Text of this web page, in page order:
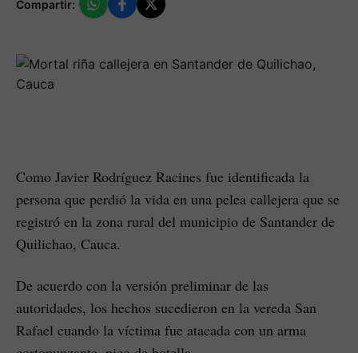
Compartir:
Como Javier Rodríguez Racines fue identificada la
persona que perdió la vida en una pelea callejera que se
registró en la zona rural del municipio de Santander de
Quilichao, Cauca.
De acuerdo con la versión preliminar de las
autoridades, los hechos sucedieron en la vereda San
Rafael cuando la víctima fue atacada con un arma